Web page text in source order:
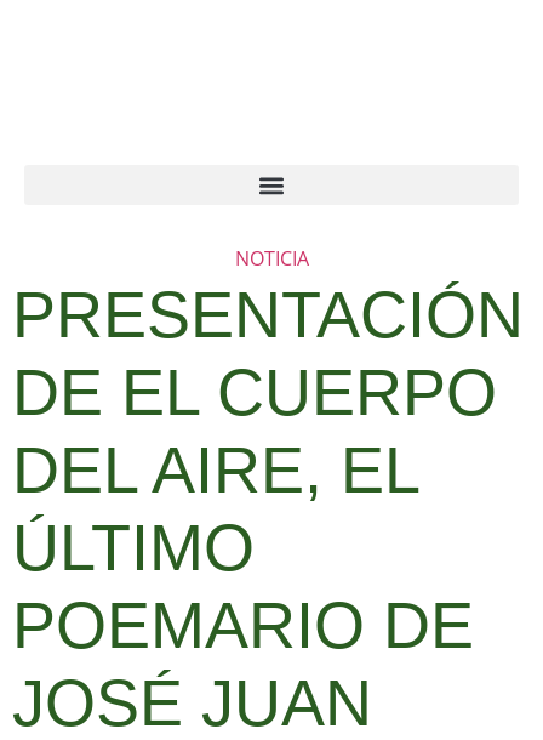
NOTICIA
PRESENTACIÓN
DE EL CUERPO
DEL AIRE, EL
ÚLTIMO
POEMARIO DE
JOSÉ JUAN